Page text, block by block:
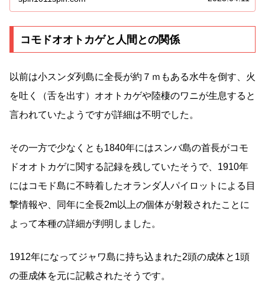
コモドオオトカゲと人間との関係
以前は小スンダ列島に全長が約７ｍもある水牛を倒す、火
を吐く（舌を出す）オオトカゲや陸棲のワニが生息すると
言われていたようですが詳細は不明でした。
その一方で少なくとも1840年にはスンバ島の首長がコモ
ドオオトカゲに関する記録を残していたそうで、1910年
にはコモド島に不時着したオランダ人パイロットによる目
撃情報や、同年に全長2m以上の個体が射殺されたことに
よって本種の詳細が判明しました。
1912年になってジャワ島に持ち込まれた2頭の成体と1頭
の亜成体を元に記載されたそうです。